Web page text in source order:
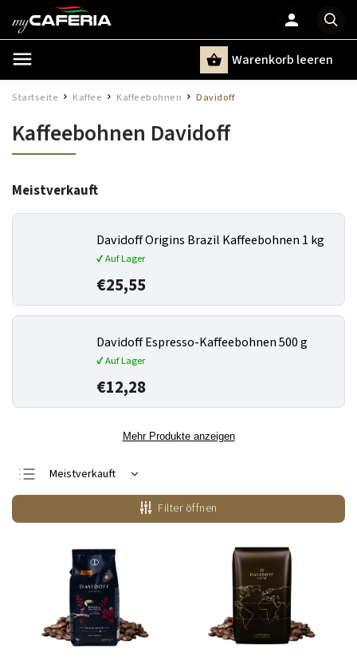
Warenkorb leeren
Startseite / Kaffee / Kaffeebohnen / Davidoff
Kaffeebohnen Davidoff
Meistverkauft
Davidoff Origins Brazil Kaffeebohnen 1 kg
✔ Auf Lager
€25,55
Davidoff Espresso-Kaffeebohnen 500 g
✔ Auf Lager
€12,28
Mehr Produkte anzeigen
Meistverkauft
Günstigste
Teuerste
Alphabetisch
Filter öffnen